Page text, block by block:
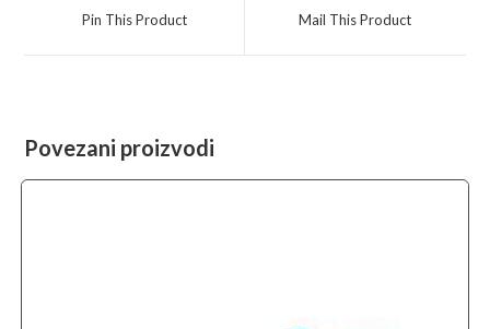
Pin This Product Mail This Product
Povezani proizvodi